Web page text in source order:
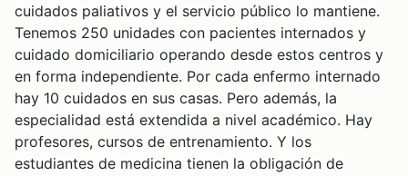
cuidados paliativos y el servicio público lo mantiene.
Tenemos 250 unidades con pacientes internados y
cuidado domiciliario operando desde estos centros y
en forma independiente. Por cada enfermo internado
hay 10 cuidados en sus casas. Pero además, la
especialidad está extendida a nivel académico. Hay
profesores, cursos de entrenamiento. Y los
estudiantes de medicina tienen la obligación de